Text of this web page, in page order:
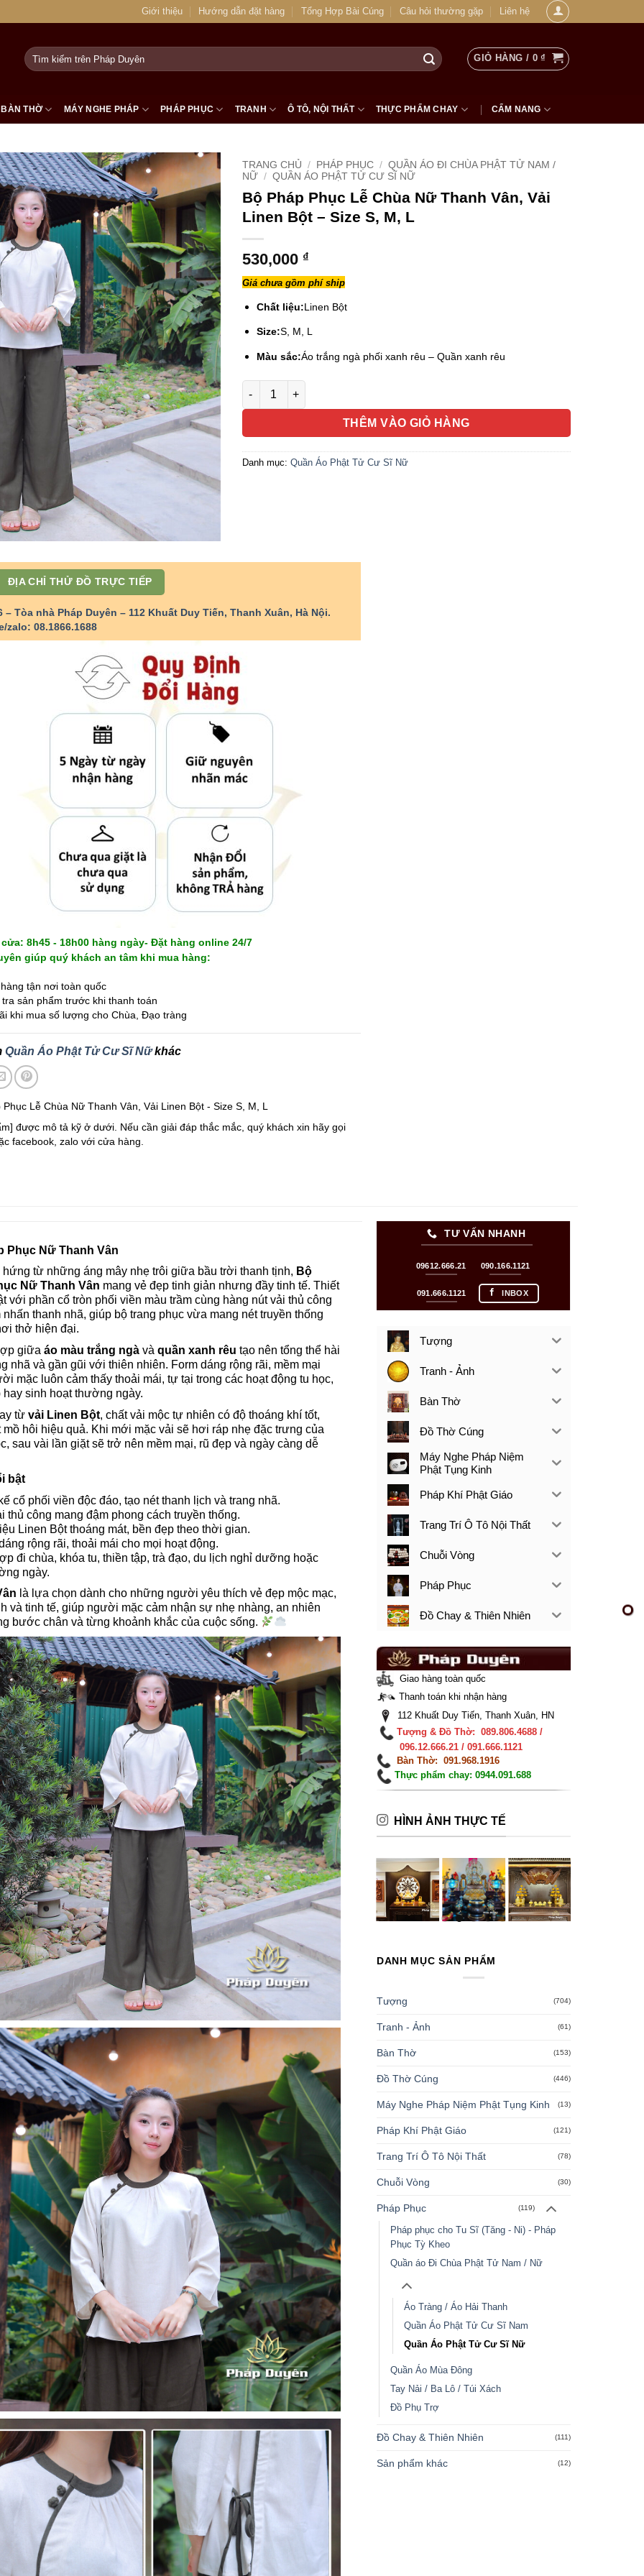
Giới thiệu Hướng dẫn đặt hàng Tổng Hợp Bài Cúng Câu hỏi thường gặp Liên hệ
Tìm
kiếm:
GIỎ HÀNG / 0₫
BÀN THỜ MÁY NGHE PHÁP PHÁP PHỤC TRANH Ô TÔ, NỘI THẤT THỰC PHẨM CHAY CẨM NANG
TRANG CHỦ / PHÁP PHỤC / QUẦN ÁO ĐI CHÙA PHẬT TỬ NAM /
NỮ / QUẦN ÁO PHẬT TỬ CƯ SĨ NỮ
Bộ Pháp Phục Lễ Chùa Nữ Thanh Vân, Vải
Linen Bột – Size S, M, L
530,000 ₫
Giá chưa gồm phí ship
Chất liệu:Linen Bột
Size:S, M, L
Màu sắc:Áo trắng ngà phối xanh rêu – Quần xanh rêu
Bộ Pháp Phục Lễ Chùa Nữ Thanh Vân, Vải Linen Bột - Size S, M, L số lượng
THÊM VÀO GIỎ HÀNG
Danh mục: Quần Áo Phật Tử Cư Sĩ Nữ
ĐỊA CHỈ THỬ ĐỒ TRỰC TIẾP
– Tòa nhà Pháp Duyên – 112 Khuất Duy Tiến, Thanh Xuân, Hà Nội.
zalo: 08.1866.1688
8h45 - 18h00 hàng ngày- Đặt hàng online 24/7
giúp quý khách an tâm khi mua hàng:
tận nơi toàn quốc
sản phẩm trước khi thanh toán
khi mua số lượng cho Chùa, Đạo tràng
Quần Áo Phật Tử Cư Sĩ Nữkhác
Phục Lễ Chùa Nữ Thanh Vân, Vải Linen Bột - Size S, M, L
được mô tả kỹ ở dưới. Nếu cần giải đáp thắc mắc, quý khách xin hãy gọi
facebook, zalo với cửa hàng.
Phục Nữ Thanh Vân
hứng từ những áng mây nhẹ trôi giữa bầu trời thanh tịnh, Bộ
Nữ Thanh Vân mang vẻ đẹp tinh giản nhưng đầy tinh tế. Thiết
với phần cổ tròn phối viền màu trầm cùng hàng nút vải thủ công
nhấn thanh nhã, giúp bộ trang phục vừa mang nét truyền thống
thở hiện đại.
giữa áo màu trắng ngàvà quần xanh rêu tạo nên tổng thể hài
nhã và gần gũi với thiên nhiên. Form dáng rộng rãi, mềm mại
mặc luôn cảm thấy thoải mái, tự tại trong các hoạt động tu học,
hay sinh hoạt thường ngày.
từ vải Linen Bột, chất vải mộc tự nhiên có độ thoáng khí tốt,
mồ hôi hiệu quả. Khi mới mặc vải sẽ hơi ráp nhẹ đặc trưng của
sau vài lần giặt sẽ trở nên mềm mại, rũ đẹp và ngày càng dễ
bật
cổ phối viền độc đáo, tạo nét thanh lịch và trang nhã.
thủ công mang đậm phong cách truyền thống.
Linen Bột thoáng mát, bền đẹp theo thời gian.
rộng rãi, thoải mái cho mọi hoạt động.
đi chùa, khóa tu, thiền tập, trà đạo, du lịch nghỉ dưỡng hoặc
ngày.
là lựa chọn dành cho những người yêu thích vẻ đẹp mộc mạc,
và tinh tế, giúp người mặc cảm nhận sự nhẹ nhàng, an nhiên
bước chân và từng khoảnh khắc của cuộc sống.
TƯ VẤN NHANH
09612.666.21 090.166.1121
091.666.1121 INBOX
Tượng
Tranh - Ảnh
Bàn Thờ
Đồ Thờ Cúng
Máy Nghe Pháp Niệm
Phật Tụng Kinh
Pháp Khí Phật Giáo
Trang Trí Ô Tô Nội Thất
Chuỗi Vòng
Pháp Phục
Đồ Chay & Thiên Nhiên
Giao hàng toàn quốc
Thanh toán khi nhận hàng
112 Khuất Duy Tiến, Thanh Xuân, HN
Tượng & Đồ Thờ: 089.806.4688 /
096.12.666.21 / 091.666.1121
Bàn Thờ: 091.968.1916
Thực phẩm chay: 0944.091.688
HÌNH ẢNH THỰC TẾ
DANH MỤC SẢN PHẨM
Tượng (704)
Tranh - Ảnh (61)
Bàn Thờ (153)
Đồ Thờ Cúng (446)
Máy Nghe Pháp Niệm Phật Tụng Kinh (13)
Pháp Khí Phật Giáo (121)
Trang Trí Ô Tô Nội Thất (78)
Chuỗi Vòng (30)
Pháp Phục (119)
Pháp phục cho Tu Sĩ (Tăng - Ni) - Pháp
Phục Tỳ Kheo
Quần áo Đi Chùa Phật Tử Nam / Nữ
Áo Tràng / Áo Hải Thanh
Quần Áo Phật Tử Cư Sĩ Nam
Quần Áo Phật Tử Cư Sĩ Nữ
Quần Áo Mùa Đông
Tay Nải / Ba Lô / Túi Xách
Đồ Phụ Trợ
Đồ Chay & Thiên Nhiên (111)
Sản phẩm khác (12)